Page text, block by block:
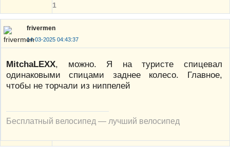
1
frivermen
14-03-2025 04:43:37
MitchaLEXX, можно. Я на туристе спицевал
одинаковыми спицами заднее колесо. Главное,
чтобы не торчали из ниппелей
Бесплатный велосипед — лучший велосипед